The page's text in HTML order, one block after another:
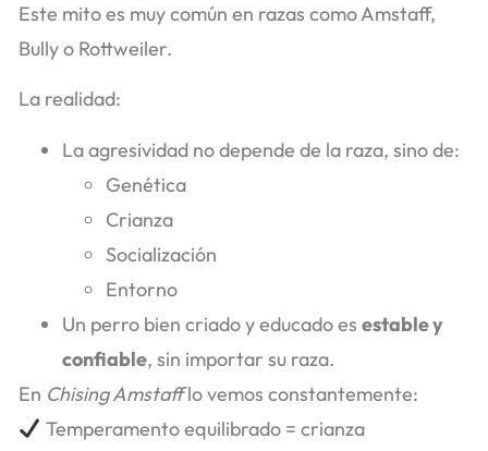
Este mito es muy común en razas como Amstaff,
Bully o Rottweiler.
La realidad:
La agresividad no depende de la raza, sino de:
Genética
Crianza
Socialización
Entorno
Un perro bien criado y educado es estable y
confiable, sin importar su raza.
En Chising Amstafflo vemos constantemente:
Temperamento equilibrado = crianza